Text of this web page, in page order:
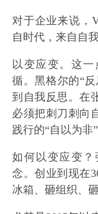
对于企业来说，
自时代，来自自
以变应变。这
循。黑格尔的“
到自我反思。在
必须把刺刀刺向
践行的“自以为非”
如何以变应变
念。创业到现在
冰箱、砸组织、